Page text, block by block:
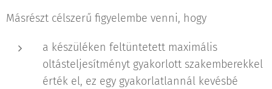
Másrészt célszerű figyelembe venni, hogy
a készüléken feltüntetett maximális
oltásteljesítményt gyakorlott szakemberekkel
érték el, ez egy gyakorlatlannál kevésbé